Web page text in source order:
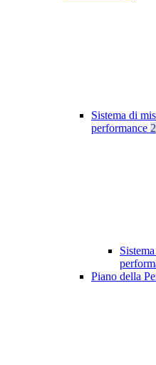
Sistema di
performance 2
Piano della